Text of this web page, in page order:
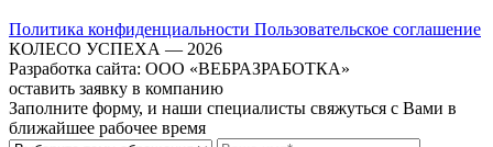
Политика конфиденциальности Пользовательское соглашение
КОЛЕСО УСПЕХА ― 2026
Разработка сайта: ООО «ВЕБРАЗРАБОТКА»
оставить заявку в компанию
Заполните форму, и наши специалисты свяжуться с Вами в
ближайшее рабочее время